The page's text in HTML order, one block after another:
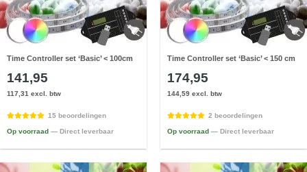
Time Controller set ‘Basic’ < 100cm
141,95
117,31 excl. btw
15 beoordelingen
Op voorraad — Direct leverbaar
Time Controller set ‘Basic’ < 150 cm
174,95
144,59 excl. btw
2 beoordelingen
Op voorraad — Direct leverbaar